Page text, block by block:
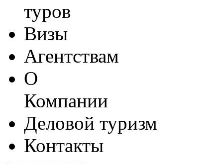
туров
Визы
Агентствам
О
Компании
Деловой туризм
Контакты